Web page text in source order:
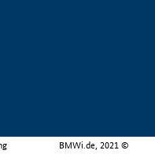
BMWi.de, 2021 ©